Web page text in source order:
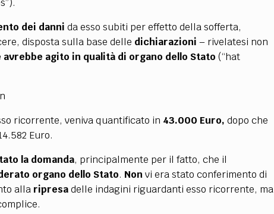
dei danni da esso subiti per effetto della sofferta,
disposta sulla base delle dichiarazioni – rivelatesi non
agito in qualità di organo dello Stato (“hat
oben
ricorrente, veniva quantificato in 43.000 Euro, dopo che
Euro.
la domanda, principalmente per il fatto, che il
organo dello Stato. Nonvi era stato conferimento di
alla ripresadelle indagini riguardanti esso ricorrente, ma